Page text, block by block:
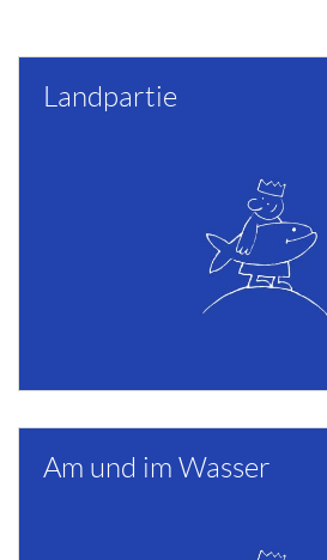
Landpartie
Am und im Wasser